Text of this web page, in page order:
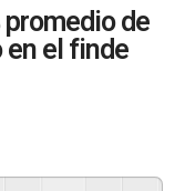
de
en el finde